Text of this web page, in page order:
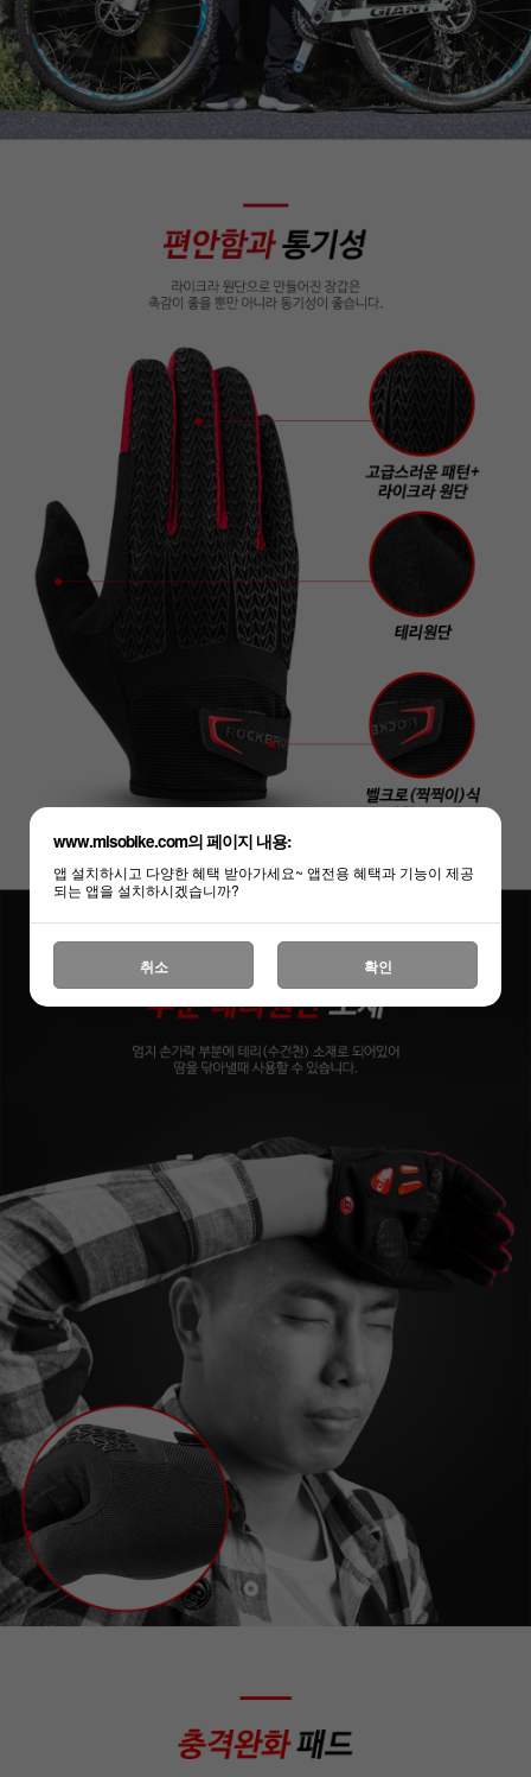
www.misobike.com의 페이지 내용:
앱 설치하시고 다양한 혜택 받아가세요~ 앱전용 혜택과 기능이 제공
되는 앱을 설치하시겠습니까?
취소 확인